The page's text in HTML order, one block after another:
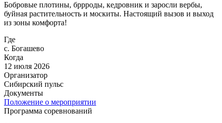
Бобровые плотины, бррроды, кедровник и заросли вербы,
буйная растительность и москиты. Настоящий вызов и выход
из зоны комфорта!
Где
с. Богашево
Когда
12 июля 2026
Организатор
Сибирский пульс
Документы
Положение о мероприятии
Программа соревнований